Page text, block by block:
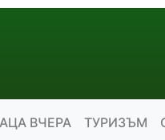
ВЧЕРА ТУРИЗЪМ